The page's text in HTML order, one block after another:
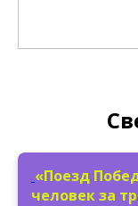
«Поезд
человек за